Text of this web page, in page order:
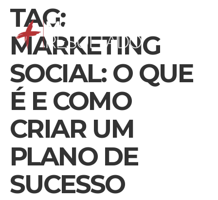
TAG:
MARKETING
SOCIAL: O QUE
É E COMO
CRIAR UM
PLANO DE
SUCESSO